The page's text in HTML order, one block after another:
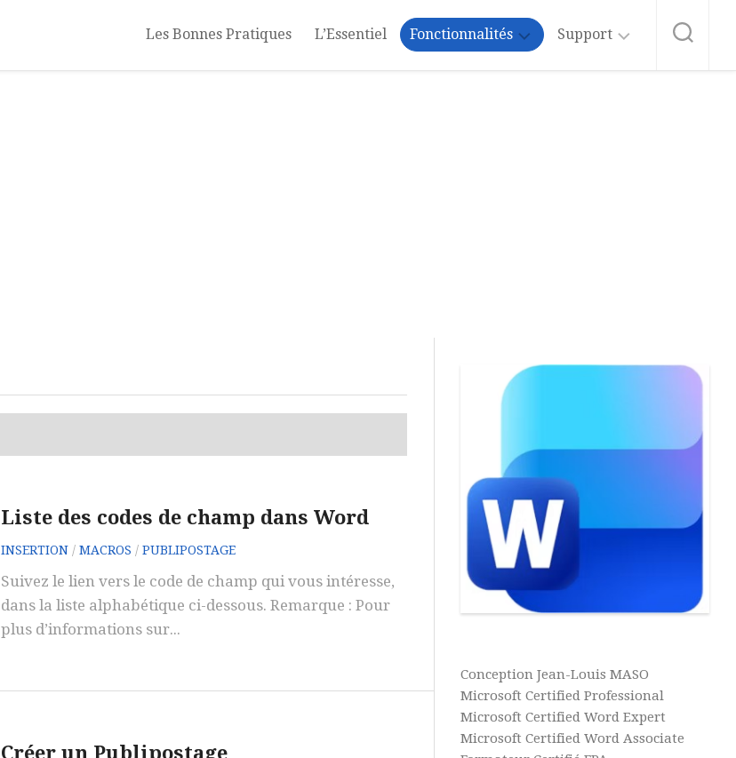
Les Bonnes Pratiques L’Essentiel Fonctionnalités Support
Tutos
Tutos
&
Learn
Assistance
Liste des codes de champ dans Word
INSERTION / MACROS / PUBLIPOSTAGE
Suivez le lien vers le code de champ qui vous intéresse,
dans la liste alphabétique ci-dessous. Remarque : Pour
plus d’informations sur...
Créer un Publipostage
Conception Jean-Louis MASO
Microsoft Certified Professional
Microsoft Certified Word Expert
Microsoft Certified Word Associate